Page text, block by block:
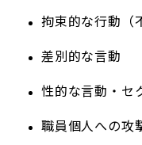
拘束的な行動（
差別的な言動
性的な言動・セ
職員個人への攻